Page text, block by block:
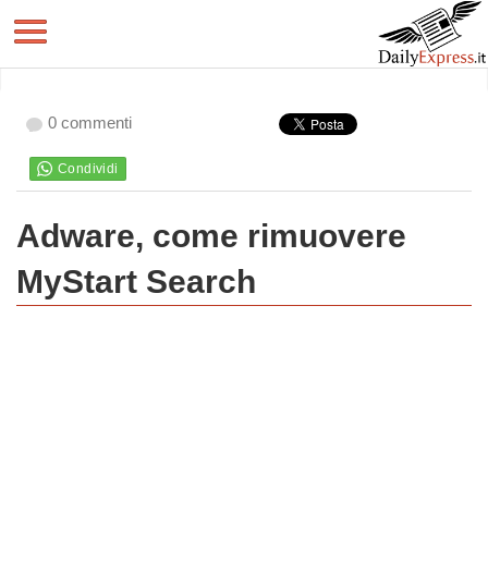
0 commenti
Adware, come rimuovere
MyStart Search